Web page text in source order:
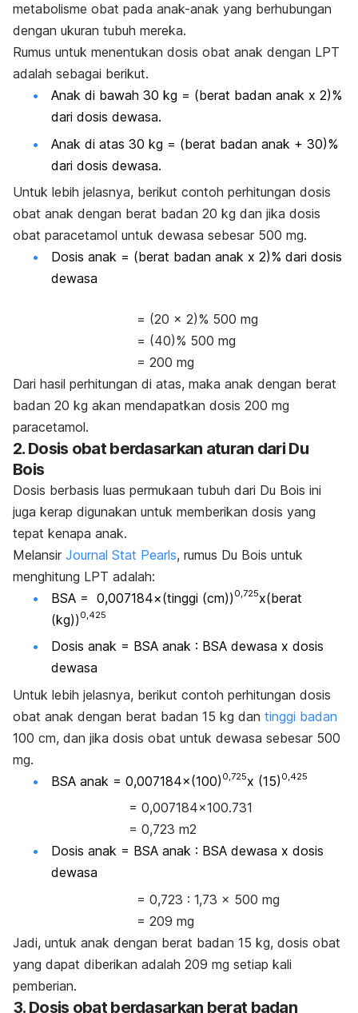
metabolisme obat pada anak-anak yang berhubungan
dengan ukuran tubuh mereka.
Rumus untuk menentukan dosis obat anak dengan LPT
adalah sebagai berikut.
Anak di bawah 30 kg = (berat badan anak x 2)%
dari dosis dewasa.
Anak di atas 30 kg = (berat badan anak + 30)%
dari dosis dewasa.
Untuk lebih jelasnya, berikut contoh perhitungan dosis
obat anak dengan berat badan 20 kg dan jika dosis
obat paracetamol untuk dewasa sebesar 500 mg.
Dosis anak = (berat badan anak x 2)% dari dosis
dewasa
= (20 x 2)% 500 mg
= (40)% 500 mg
= 200 mg
Dari hasil perhitungan di atas, maka anak dengan berat
badan 20 kg akan mendapatkan dosis 200 mg
paracetamol.
2. Dosis obat berdasarkan aturan dari Du
Bois
Dosis berbasis luas permukaan tubuh dari Du Bois ini
juga kerap digunakan untuk memberikan dosis yang
tepat kenapa anak.
Melansir Journal Stat Pearls, rumus Du Bois untuk
menghitung LPT adalah:
BSA = 0,007184×(tinggi (cm)) 0,725x(berat
(kg)) 0,425
Dosis anak = BSA anak : BSA dewasa x dosis
dewasa
Untuk lebih jelasnya, berikut contoh perhitungan dosis
obat anak dengan berat badan 15 kg dan tinggi badan
100 cm, dan jika dosis obat untuk dewasa sebesar 500
mg.
BSA anak = 0,007184×(100) 0,725x (15) 0,425
= 0,007184×100.731
= 0,723 m2
Dosis anak = BSA anak : BSA dewasa x dosis
dewasa
= 0,723 : 1,73 x 500 mg
= 209 mg
Jadi, untuk anak dengan berat badan 15 kg, dosis obat
yang dapat diberikan adalah 209 mg setiap kali
pemberian.
3. Dosis obat berdasarkan berat badan